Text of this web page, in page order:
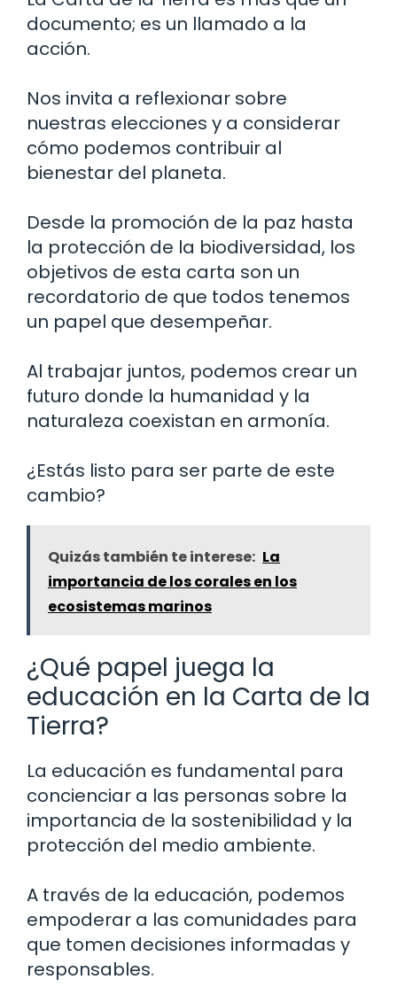
documento; es un llamado a la
acción.
Nos invita a reflexionar sobre
nuestras elecciones y a considerar
cómo podemos contribuir al
bienestar del planeta.
Desde la promoción de la paz hasta
la protección de la biodiversidad, los
objetivos de esta carta son un
recordatorio de que todos tenemos
un papel que desempeñar.
Al trabajar juntos, podemos crear un
futuro donde la humanidad y la
naturaleza coexistan en armonía.
¿Estás listo para ser parte de este
cambio?
Quizás también te interese: La
importancia de los corales en los
ecosistemas marinos
¿Qué papel juega la
educación en la Carta de la
Tierra?
La educación es fundamental para
concienciar a las personas sobre la
importancia de la sostenibilidad y la
protección del medio ambiente.
A través de la educación, podemos
empoderar a las comunidades para
que tomen decisiones informadas y
responsables.